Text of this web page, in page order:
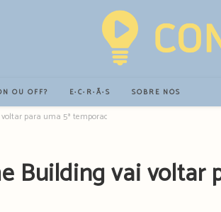
OU OFF? E∙C∙R∙Ã∙S SOBRE NÓS
para uma 5ª temporada
Building vai voltar